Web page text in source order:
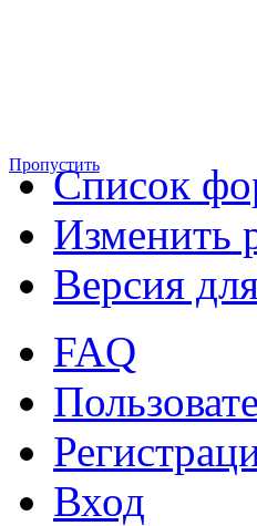
ПропуститьСписок
Изменить
Версия
FAQ
Вход